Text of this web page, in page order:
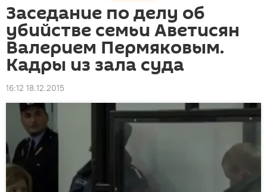
Заседание по делу об
убийстве семьи Аветисян
Валерием Пермяковым.
Кадры из зала суда
16:12 18.12.2015